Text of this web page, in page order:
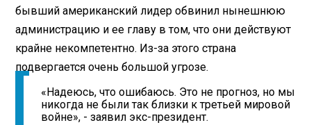
бывший американский лидер обвинил нынешнюю
администрацию и ее главу в том, что они действуют
крайне некомпетентно. Из-за этого страна
подвергается очень большой угрозе.
«Надеюсь, что ошибаюсь. Это не прогноз, но мы
никогда не были так близки к третьей мировой
войне», - заявил экс-президент.